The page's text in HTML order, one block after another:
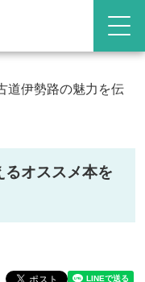
道伊勢路の魅力を伝
オススメ本を